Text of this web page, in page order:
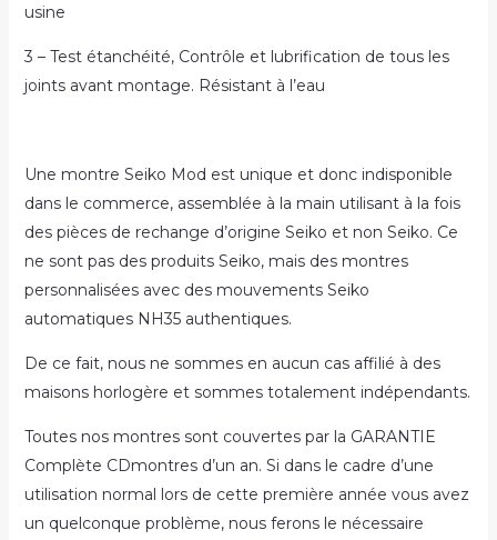
usine
3 – Test étanchéité, Contrôle et lubrification de tous les
joints avant montage. Résistant à l’eau
Une montre Seiko Mod est unique et donc indisponible
dans le commerce, assemblée à la main utilisant à la fois
des pièces de rechange d’origine Seiko et non Seiko. Ce
ne sont pas des produits Seiko, mais des montres
personnalisées avec des mouvements Seiko
automatiques NH35 authentiques.
De ce fait, nous ne sommes en aucun cas affilié à des
maisons horlogère et sommes totalement indépendants.
Toutes nos montres sont couvertes par la GARANTIE
Complète CDmontres d’un an. Si dans le cadre d’une
utilisation normal lors de cette première année vous avez
un quelconque problème, nous ferons le nécessaire